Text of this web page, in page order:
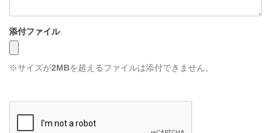
添付ファイル
※サイズが2MBを超えるファイルは添付できません。